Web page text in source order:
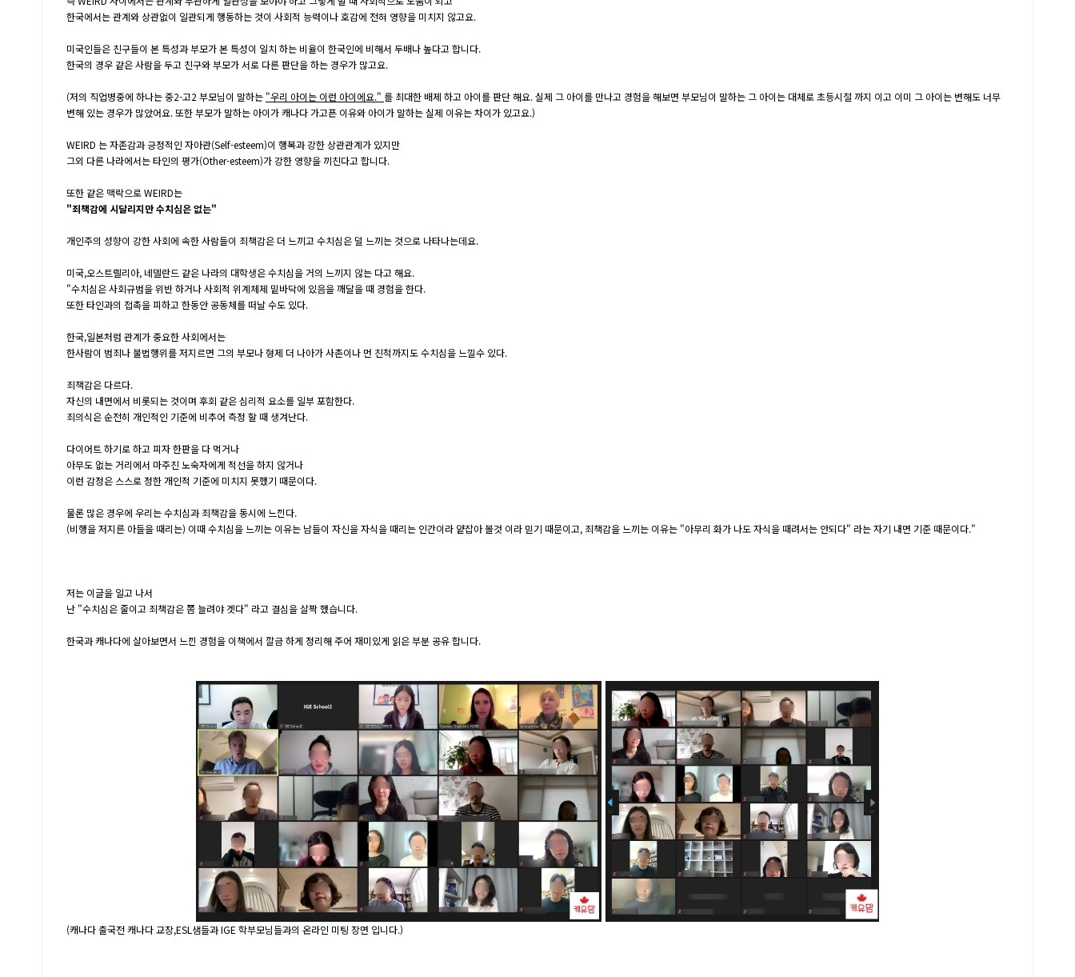
한국에서는 관계와 상관없이 일관되게 행동하는 것이 사회적 능력이나 호감에 전혀 영향을 미치지 않고요.
미국인들은 친구들이 본 특성과 부모가 본 특성이 일치 하는 비율이 한국인에 비해서 두배나 높다고 합니다.
한국의 경우 같은 사람을 두고 친구와 부모가 서로 다른 판단을 하는 경우가 많고요.
(저의 직업병중에 하나는 중2-고2 부모님이 말하는 "우리 아이는 이런 아이에요." 를 최대한 배제 하고 아이를 판단 해요. 실제 그 아이를 만나고 경험을 해보면 부모님이 말하는 그 아이는 대체로 초등시절 까지 이고 이미 그 아이는 변해도 너무
변해 있는 경우가 많았어요. 또한 부모가 말하는 아이가 캐나다 가고픈 이유와 아이가 말하는 실제 이유는 차이가 있고요.)
WEIRD 는 자존감과 긍정적인 자아관(Self-esteem)이 행복과 강한 상관관계가 있지만
그외 다른 나라에서는 타인의 평가(Other-esteem)가 강한 영향을 끼친다고 합니다.
또한 같은 맥락으로 WEIRD는
"죄책감에 시달리지만 수치심은 없는"
개인주의 성향이 강한 사회에 속한 사람들이 죄책감은 더 느끼고 수치심은 덜 느끼는 것으로 나타나는데요.
미국,오스트렐리아, 네델란드 같은 나라의 대학생은 수치심을 거의 느끼지 않는 다고 해요.
"수치심은 사회규범을 위반 하거나 사회적 위계체제 밑바닥에 있음을 깨달을 때 경험을 한다.
또한 타인과의 접촉을 피하고 한동안 공동체를 떠날 수도 있다.
한국,일본처럼 관계가 중요한 사회에서는
한사람이 범죄나 불법행위를 저지르면 그의 부모나 형제 더 나아가 사촌이나 먼 친척까지도 수치심을 느낄수 있다.
죄책감은 다르다.
자신의 내면에서 비롯되는 것이며 후회 같은 심리적 요소를 일부 포함한다.
죄의식은 순전히 개인적인 기준에 비추어 측정 할 때 생겨난다.
다이어트 하기로 하고 피자 한판을 다 먹거나
아무도 없는 거리에서 마주친 노숙자에게 적선을 하지 않거나
이런 감정은 스스로 정한 개인적 기준에 미치지 못했기 때문이다.
물론 많은 경우에 우리는 수치심과 죄책감을 동시에 느낀다.
(비행을 저지른 아들을 때리는) 이때 수치심을 느끼는 이유는 남들이 자신을 자식을 때리는 인간이라 얕잡아 볼것 이라 믿기 때문이고, 죄책감을 느끼는 이유는 "아무리 화가 나도 자식을 때려서는 안되다" 라는 자기 내면 기준 때문이다."
저는 이글을 일고 나서
난 "수치심은 줄이고 죄책감은 쫌 늘려야 겟다" 라고 결심을 살짝 했습니다.
한국과 캐나다에 살아보면서 느낀 경험을 이책에서 깔금 하게 정리해 주어 재미있게 읽은 부분 공유 합니다.
(캐나다 출국전 캐나다 교장,ESL샘들과 IGE 학부모님들과의 온라인 미팅 장면 입니다.)